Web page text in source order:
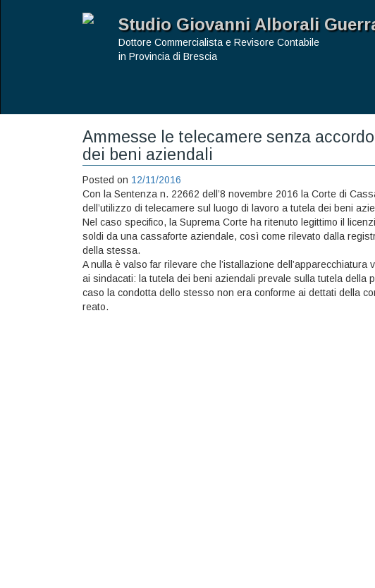
Studio Giovanni Alborali
Dottore Commercialista e Revisore Contabile
in Provincia di Brescia
Ammesse le telecamere senza
dei beni aziendali
Posted on 12/11/2016
Con la Sentenza n. 22662 dell’8 novembre 2016 la Corte di
dell’utilizzo di telecamere sul luogo di lavoro a tutela dei beni
Nel caso specifico, la Suprema Corte ha ritenuto legittimo il
soldi da una cassaforte aziendale, così come rilevato dalla
della stessa.
A nulla è valso far rilevare che l’istallazione
ai sindacati: la tutela dei beni aziendali prevale sulla tutela della
caso la condotta dello stesso non era conforme ai dettati della
reato.